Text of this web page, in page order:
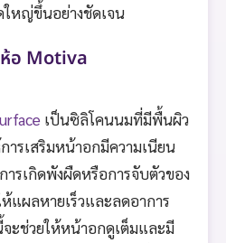
หญ่ขึ้นอย่างชัดเจน
อ Motiva
เป็นซิลิโคนนมที่มีพื้นผิว
ารเสริมหน้าอกมีความเนียน
ารเกิดพังผืดหรือการจับตัวของ
แผลหายเร็วและลดอาการ
ะช่วยให้หน้าอกดูเต็มและมี